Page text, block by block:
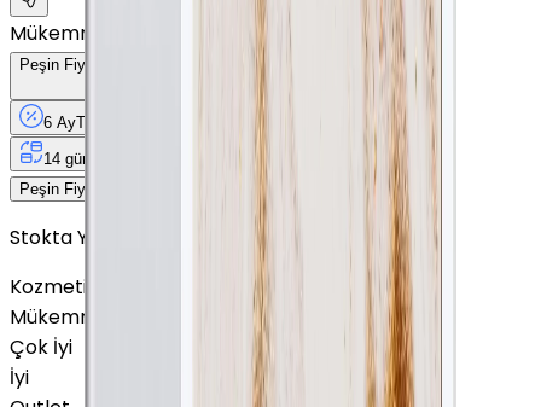
Mükemmel
Peşin Fiyatına
6 AyTaksit Güvence
gününde
14 gün
Peşin Fiyatına
3.199 TL
Stokta Yok
Kozmetik Durumu
Nasıl Görünüyor?
Mükemmel
Çok İyi
İyi